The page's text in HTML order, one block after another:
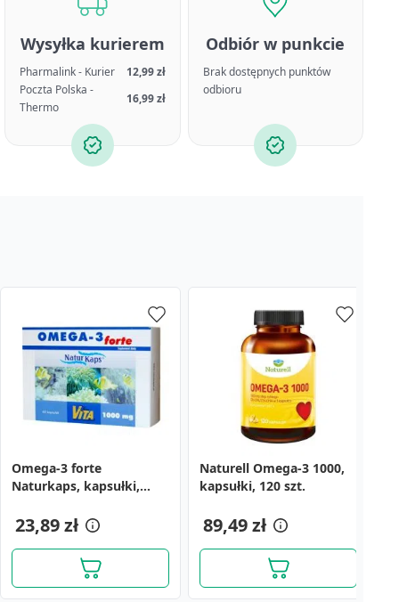
Wysyłka kurierem
Pharmalink - Kurier
12,99 zł
Poczta Polska -
Thermo
16,99 zł
Odbiór w punkcie
Brak dostępnych punktów
odbioru
Omega-3 forte
Naturkaps, kapsułki,
23,89 zł
Naturell Omega-3 1000,
kapsułki, 120 szt.
89,49 zł